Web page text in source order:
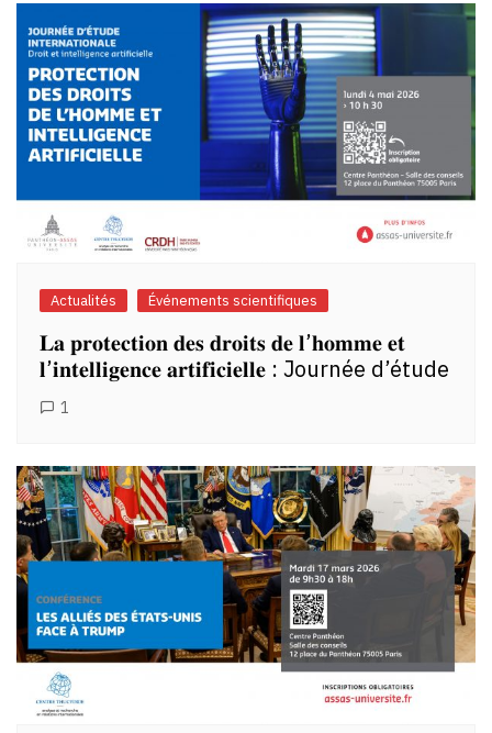
Actualités Événements scientifiques
𝐋𝐚 𝐩𝐫𝐨𝐭𝐞𝐜𝐭𝐢𝐨𝐧 𝐝𝐞𝐬 𝐝𝐫𝐨𝐢𝐭𝐬 𝐝𝐞 𝐥’𝐡𝐨𝐦𝐦𝐞 𝐞𝐭
𝐥’𝐢𝐧𝐭𝐞𝐥𝐥𝐢𝐠𝐞𝐧𝐜𝐞 𝐚𝐫𝐭𝐢𝐟𝐢𝐜𝐢𝐞𝐥𝐥𝐞 : Journée d’étude
1